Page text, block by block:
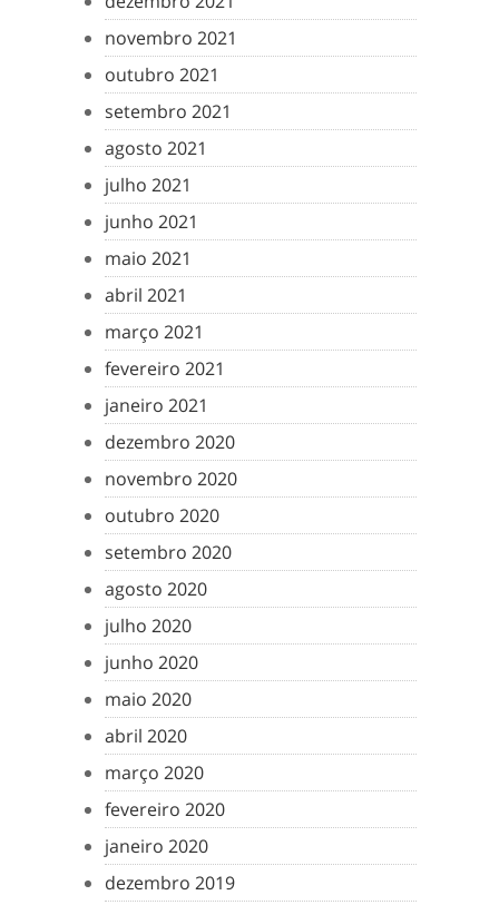
novembro 2021
outubro 2021
setembro 2021
agosto 2021
julho 2021
junho 2021
maio 2021
abril 2021
março 2021
fevereiro 2021
janeiro 2021
dezembro 2020
novembro 2020
outubro 2020
setembro 2020
agosto 2020
julho 2020
junho 2020
maio 2020
abril 2020
março 2020
fevereiro 2020
janeiro 2020
dezembro 2019